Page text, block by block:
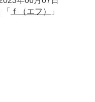
ｆ（エフ） 」